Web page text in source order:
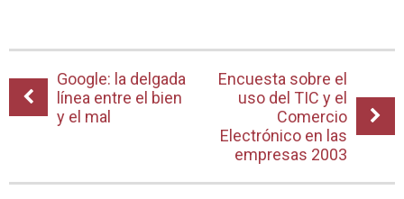
Google: la delgada
línea entre el bien
y el mal
Encuesta sobre el
uso del TIC y el
Comercio
Electrónico en las
empresas 2003